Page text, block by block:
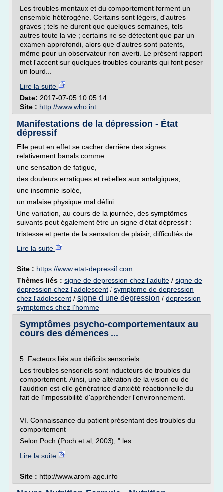
Les troubles mentaux et du comportement forment un
ensemble hétérogène. Certains sont légers, d'autres
graves ; tels ne durent que quelques semaines, tels
autres toute la vie ; certains ne se détectent que par un
examen approfondi, alors que d'autres sont patents,
même pour un observateur non averti. Le présent rapport
met l'accent sur quelques troubles courants qui font peser
un lourd...
Lire la suite
Date: 2017-07-05 10:05:14
Site : http://www.who.int
Manifestations de la dépression - État
dépressif
Elle peut en effet se cacher derrière des signes
relativement banals comme :
une sensation de fatigue,
des douleurs erratiques et rebelles aux antalgiques,
une insomnie isolée,
un malaise physique mal défini.
Une variation, au cours de la journée, des symptômes
suivants peut également être un signe d'état dépressif :
tristesse et perte de la sensation de plaisir, difficultés de...
Lire la suite
Site : https://www.etat-depressif.com
Thèmes liés : signe de depression chez l'adulte / signe de
depression chez l'adolescent / symptome de depression
chez l'adolescent / signe d une depression / depression
symptomes chez l'homme
Symptômes psycho-comportementaux au
cours des démences ...
5. Facteurs liés aux déficits sensoriels
Les troubles sensoriels sont inducteurs de troubles du
comportement. Ainsi, une altération de la vision ou de
l'audition est-elle génératrice d'anxiété réactionnelle du
fait de l'impossibilité d'appréhender l'environnement.
VI. Connaissance du patient présentant des troubles du
comportement
Selon Poch (Poch et al, 2003), " les...
Lire la suite
Site : http://www.arom-age.info